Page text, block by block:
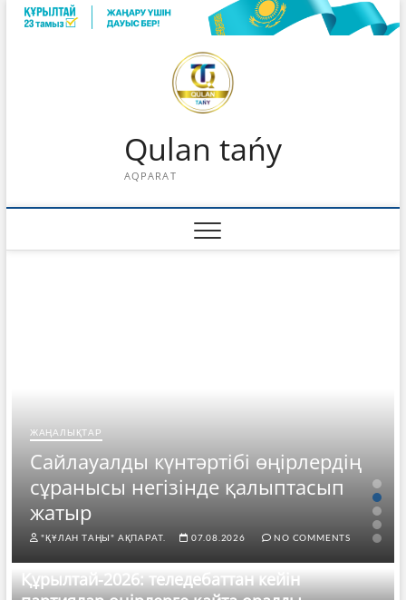
Skip
Qulan tańy
AQPARAT
күнтәртібі өңірлердің
негізінде қалыптасып
АҚПАРАТ. 07.08.2026 NO COMMENTS
ЖАҢАЛЫҚТАР
25
"ҚҰЛАН
Құрылтай-2026: теледебаттан кейін